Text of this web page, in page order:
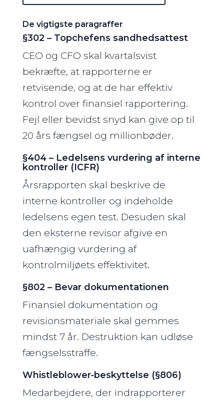
De vigtigste paragraffer
§302 – Topchefens sandhedsattest
CEO og CFO skal kvartalsvist
bekræfte, at rapporterne er
retvisende, og at de har effektiv
kontrol over finansiel rapportering.
Fejl eller bevidst snyd kan give op til
20 års fængsel og millionbøder.
§404 – Ledelsens vurdering af interne
kontroller (ICFR)
Årsrapporten skal beskrive de
interne kontroller og indeholde
ledelsens egen test. Desuden skal
den eksterne revisor afgive en
uafhængig vurdering af
kontrolmiljøets effektivitet.
§802 – Bevar dokumentationen
Finansiel dokumentation og
revisionsmateriale skal gemmes
mindst 7 år. Destruktion kan udløse
fængselsstraffe.
Whistleblower‑beskyttelse (§806)
Medarbejdere, der indrapporterer